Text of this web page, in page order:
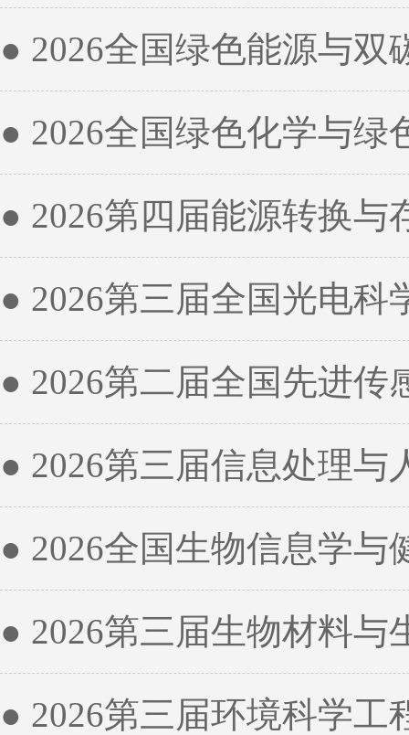
● 2026全国绿色能源与双
● 2026全国绿色化学与绿
● 2026第四届能源转换与
● 2026第三届全国光电科
● 2026第二届全国先进传
● 2026第三届信息处理与
● 2026全国生物信息学与
● 2026第三届生物材料与
● 2026第三届环境科学工